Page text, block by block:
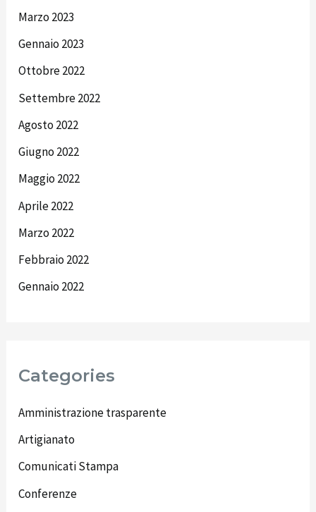
Marzo 2023
Gennaio 2023
Ottobre 2022
Settembre 2022
Agosto 2022
Giugno 2022
Maggio 2022
Aprile 2022
Marzo 2022
Febbraio 2022
Gennaio 2022
Categories
Amministrazione trasparente
Artigianato
Comunicati Stampa
Conferenze